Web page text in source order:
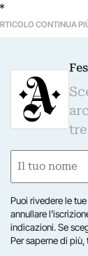
CONTINUA
Nome
Nome
Puoi rivedere le
annullare
indicazioni. Se
Per saperne di